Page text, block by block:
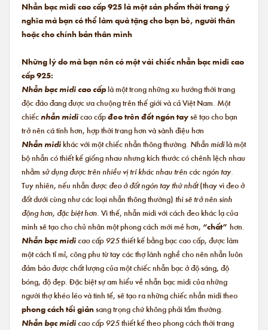
Nhẫn bạc midi cao cấp 925 là một sản phẩm thời trang ý
nghĩa mà bạn có thể làm quà tặng cho bạn bè, người thân
hoặc cho chính bản thân mình
Những lý do mà bạn nên có một vài chiếc nhẫn bạc midi cao
cấp 925:
Nhẫn bạc midi cao cấplà một trong những xu hướng thời trang
độc đáo đang được ưa chuộng trên thế giới và cả Việt Nam. Một
chiếcnhẫn midicao cấpđeo trên đốt ngón taysẽ tạo cho bạn
trở nên cá tính hơn, hợp thời trang hơn và sành điệu hơn
Nhẫn midikhác với một chiếc nhẫn thông thường. Nhẫn midilà một
bộ nhẫn có thiết kế giống nhau nhưng kích thước có chênh lệch nhau
nhằm sử dụng được trên nhiều vị trí khác nhau trên các ngón tay.
Tuy nhiên, nếu nhẫn được đeo ở đốt ngón tay thứ nhất(thay vì đeo ở
đốt dưới cùng như các loại nhẫn thông thường) thì sẽ trở nên sinh
động hơn, đặc biệt hơn. Vì thế, nhẫn midi với cách đeo khác lạ của
mình sẽ tạo cho chủ nhân một phong cách mới mẻ hơn, “chất” hơn.
Nhẫn bạc midi cao cấp 925thiết kế bằng bạc cao cấp, được làm
một cách tỉ mỉ, công phu từ tay các thợ lành nghề cho nên nhẫn luôn
đảm bảo được chất lượng của một chiếc nhẫn bạc ở độ sáng, độ
bóng, độ đẹp. Đặc biệt sự am hiểu về nhẫn bạc midi của những
người thợ khéo léo và tinh tế, sẽ tạo ra những chiếc nhẫn midi theo
phong cách tối giảnsang trọng chứ không phải tầm thường.
Nhẫn bạc midi cao cấp 925thiết kế theo phong cách thời trang